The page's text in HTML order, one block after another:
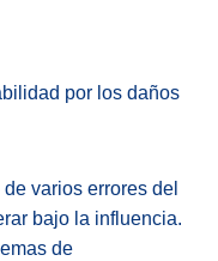
por los daños
varios errores del
bajo la influencia.
de